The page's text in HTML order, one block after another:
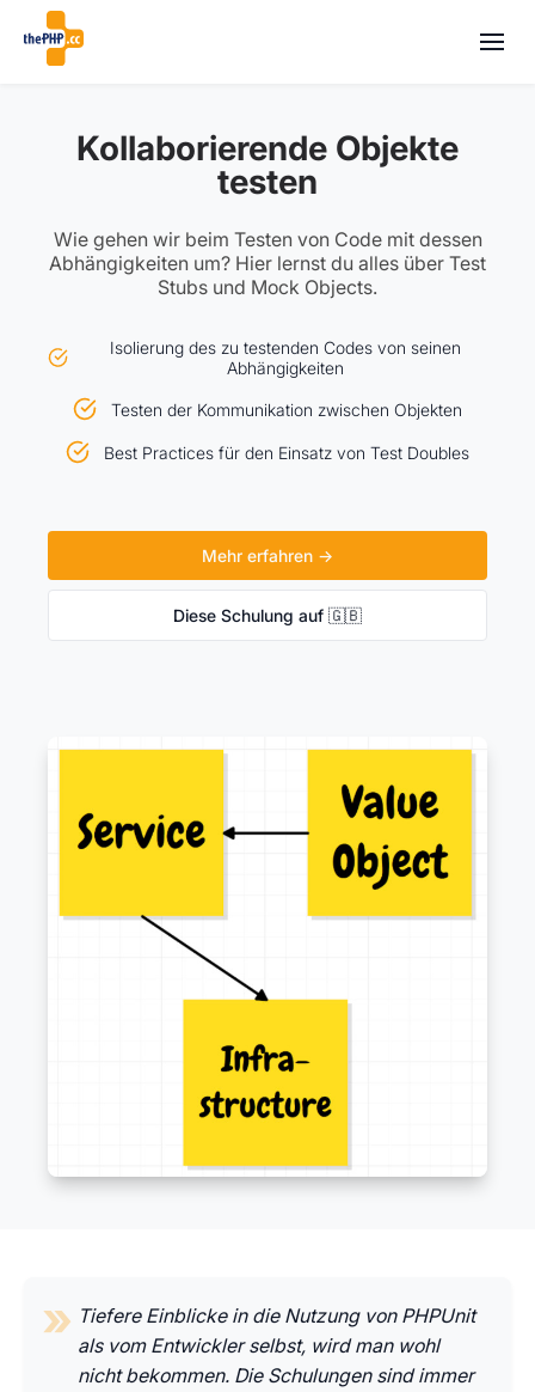
Kollaborierende Objekte
testen
Wie gehen wir beim Testen von Code mit dessen
Abhängigkeiten um? Hier lernst du alles über Test
Stubs und Mock Objects.
Isolierung des zu testenden Codes von seinen
Abhängigkeiten
Testen der Kommunikation zwischen Objekten
Best Practices für den Einsatz von Test Doubles
Mehr erfahren →
Diese Schulung auf 🇬🇧
Tiefere Einblicke in die Nutzung von PHPUnit
als vom Entwickler selbst, wird man wohl
nicht bekommen. Die Schulungen sind immer